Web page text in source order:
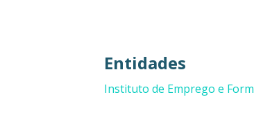
Entidades
Instituto de Emprego e